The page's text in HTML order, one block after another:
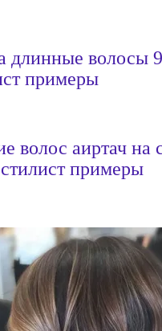
длинные волосы
примеры
волос аиртач
примеры